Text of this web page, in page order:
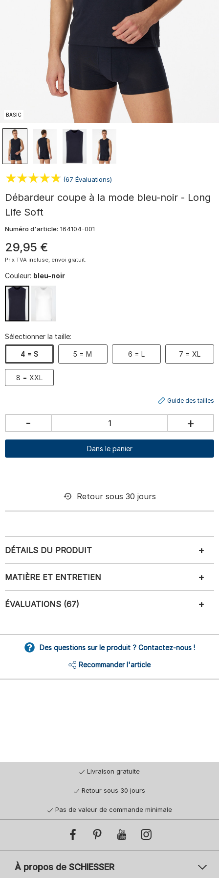
BASIC
(67 Évaluations)
Débardeur coupe à la mode bleu-noir - Long
Life Soft
Numéro d'article: 164104-001
29,95 €
Prix TVA incluse, envoi gratuit.
Couleur: bleu-noir
Sélectionner la taille:
4 = S 5 = M 6 = L 7 = XL
8 = XXL
Guide des tailles
- +
Dans le panier
Retour sous 30 jours
DÉTAILS DU PRODUIT
MATIÈRE ET ENTRETIEN
ÉVALUATIONS (67)
Des questions sur le produit ? Contactez-nous !
Recommander l'article
Livraison gratuite
Retour sous 30 jours
Pas de valeur de commande minimale
À propos de SCHIESSER